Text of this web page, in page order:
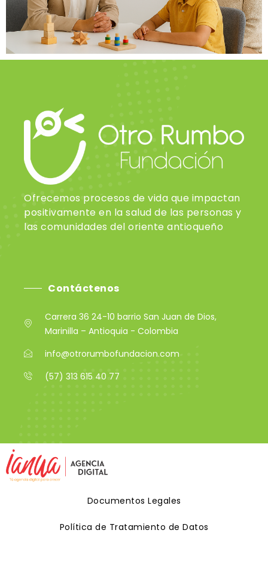
Ofrecemos procesos de vida que impactan
positivamente en la salud de las personas y
las comunidades del oriente antioqueño
Contáctenos
Carrera 36 24-10 barrio San Juan de Dios,
Marinilla – Antioquia - Colombia
info@otrorumbofundacion.com
(57) 313 615 40 77
Documentos Legales
Política de Tratamiento de Datos